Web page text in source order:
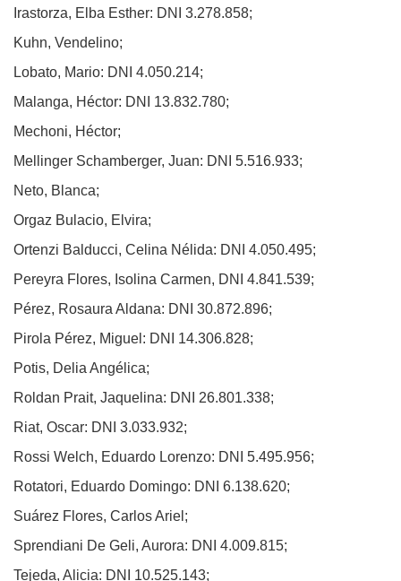
Irastorza, Elba Esther: DNI 3.278.858;
Kuhn, Vendelino;
Lobato, Mario: DNI 4.050.214;
Malanga, Héctor: DNI 13.832.780;
Mechoni, Héctor;
Mellinger Schamberger, Juan: DNI 5.516.933;
Neto, Blanca;
Orgaz Bulacio, Elvira;
Ortenzi Balducci, Celina Nélida: DNI 4.050.495;
Pereyra Flores, Isolina Carmen, DNI 4.841.539;
Pérez, Rosaura Aldana: DNI 30.872.896;
Pirola Pérez, Miguel: DNI 14.306.828;
Potis, Delia Angélica;
Roldan Prait, Jaquelina: DNI 26.801.338;
Riat, Oscar: DNI 3.033.932;
Rossi Welch, Eduardo Lorenzo: DNI 5.495.956;
Rotatori, Eduardo Domingo: DNI 6.138.620;
Suárez Flores, Carlos Ariel;
Sprendiani De Geli, Aurora: DNI 4.009.815;
Tejeda, Alicia: DNI 10.525.143;